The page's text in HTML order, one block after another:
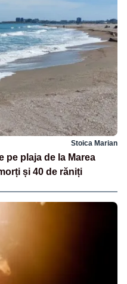
Stoica Marian
pe plaja de la Marea
și 40 de răniți